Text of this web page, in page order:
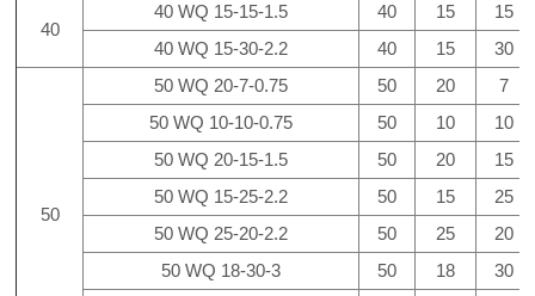
40
40 WQ 15-15-1.5 40 15
15
40 WQ 15-30-2.2
40 15 30
50
50 WQ 20-7-0.75 50 20
7
50 WQ 10-10-0.75
50 10
10
50 WQ 20-15-1.5
50 20
15
50 WQ 15-25-2.2
50 15
25
50 WQ 25-20-2.2
50 25
20
50 WQ 18-30-3
50 18
30